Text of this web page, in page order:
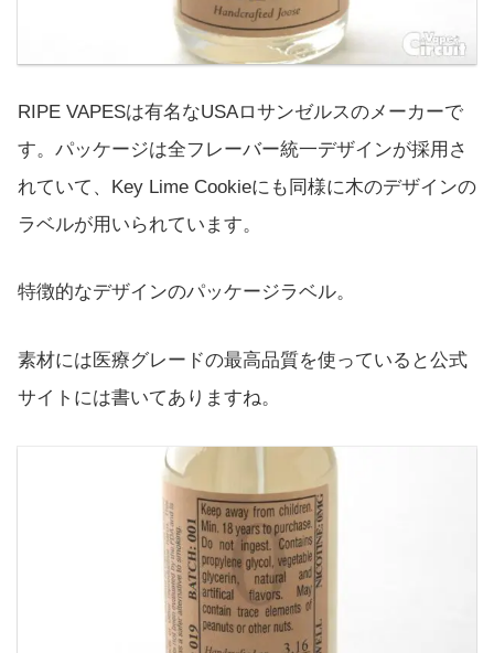
RIPE VAPESは有名なUSAロサンゼルスのメーカーで
す。パッケージは全フレーバー統一デザインが採用さ
れていて、Key Lime Cookieにも同様に木のデザインの
ラベルが用いられています。
特徴的なデザインのパッケージラベル。
素材には医療グレードの最高品質を使っていると公式
サイトには書いてありますね。